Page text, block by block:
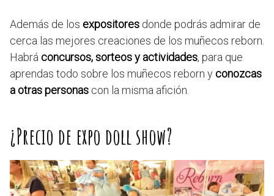
Además de los expositores donde podrás admirar de
cerca las mejores creaciones de los muñecos reborn.
Habrá concursos, sorteos y actividades, para que
aprendas todo sobre los muñecos reborn yconozcas
a otras personas con la misma afición.
¿Precio de expo doll show?